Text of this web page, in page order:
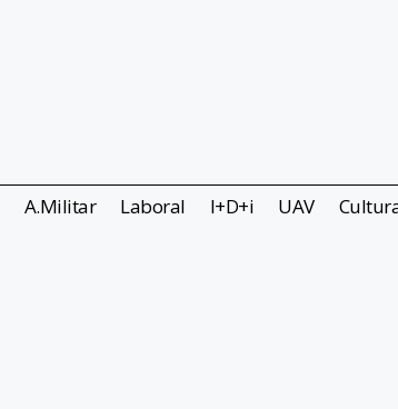
A.Militar Laboral I+D+i UAV